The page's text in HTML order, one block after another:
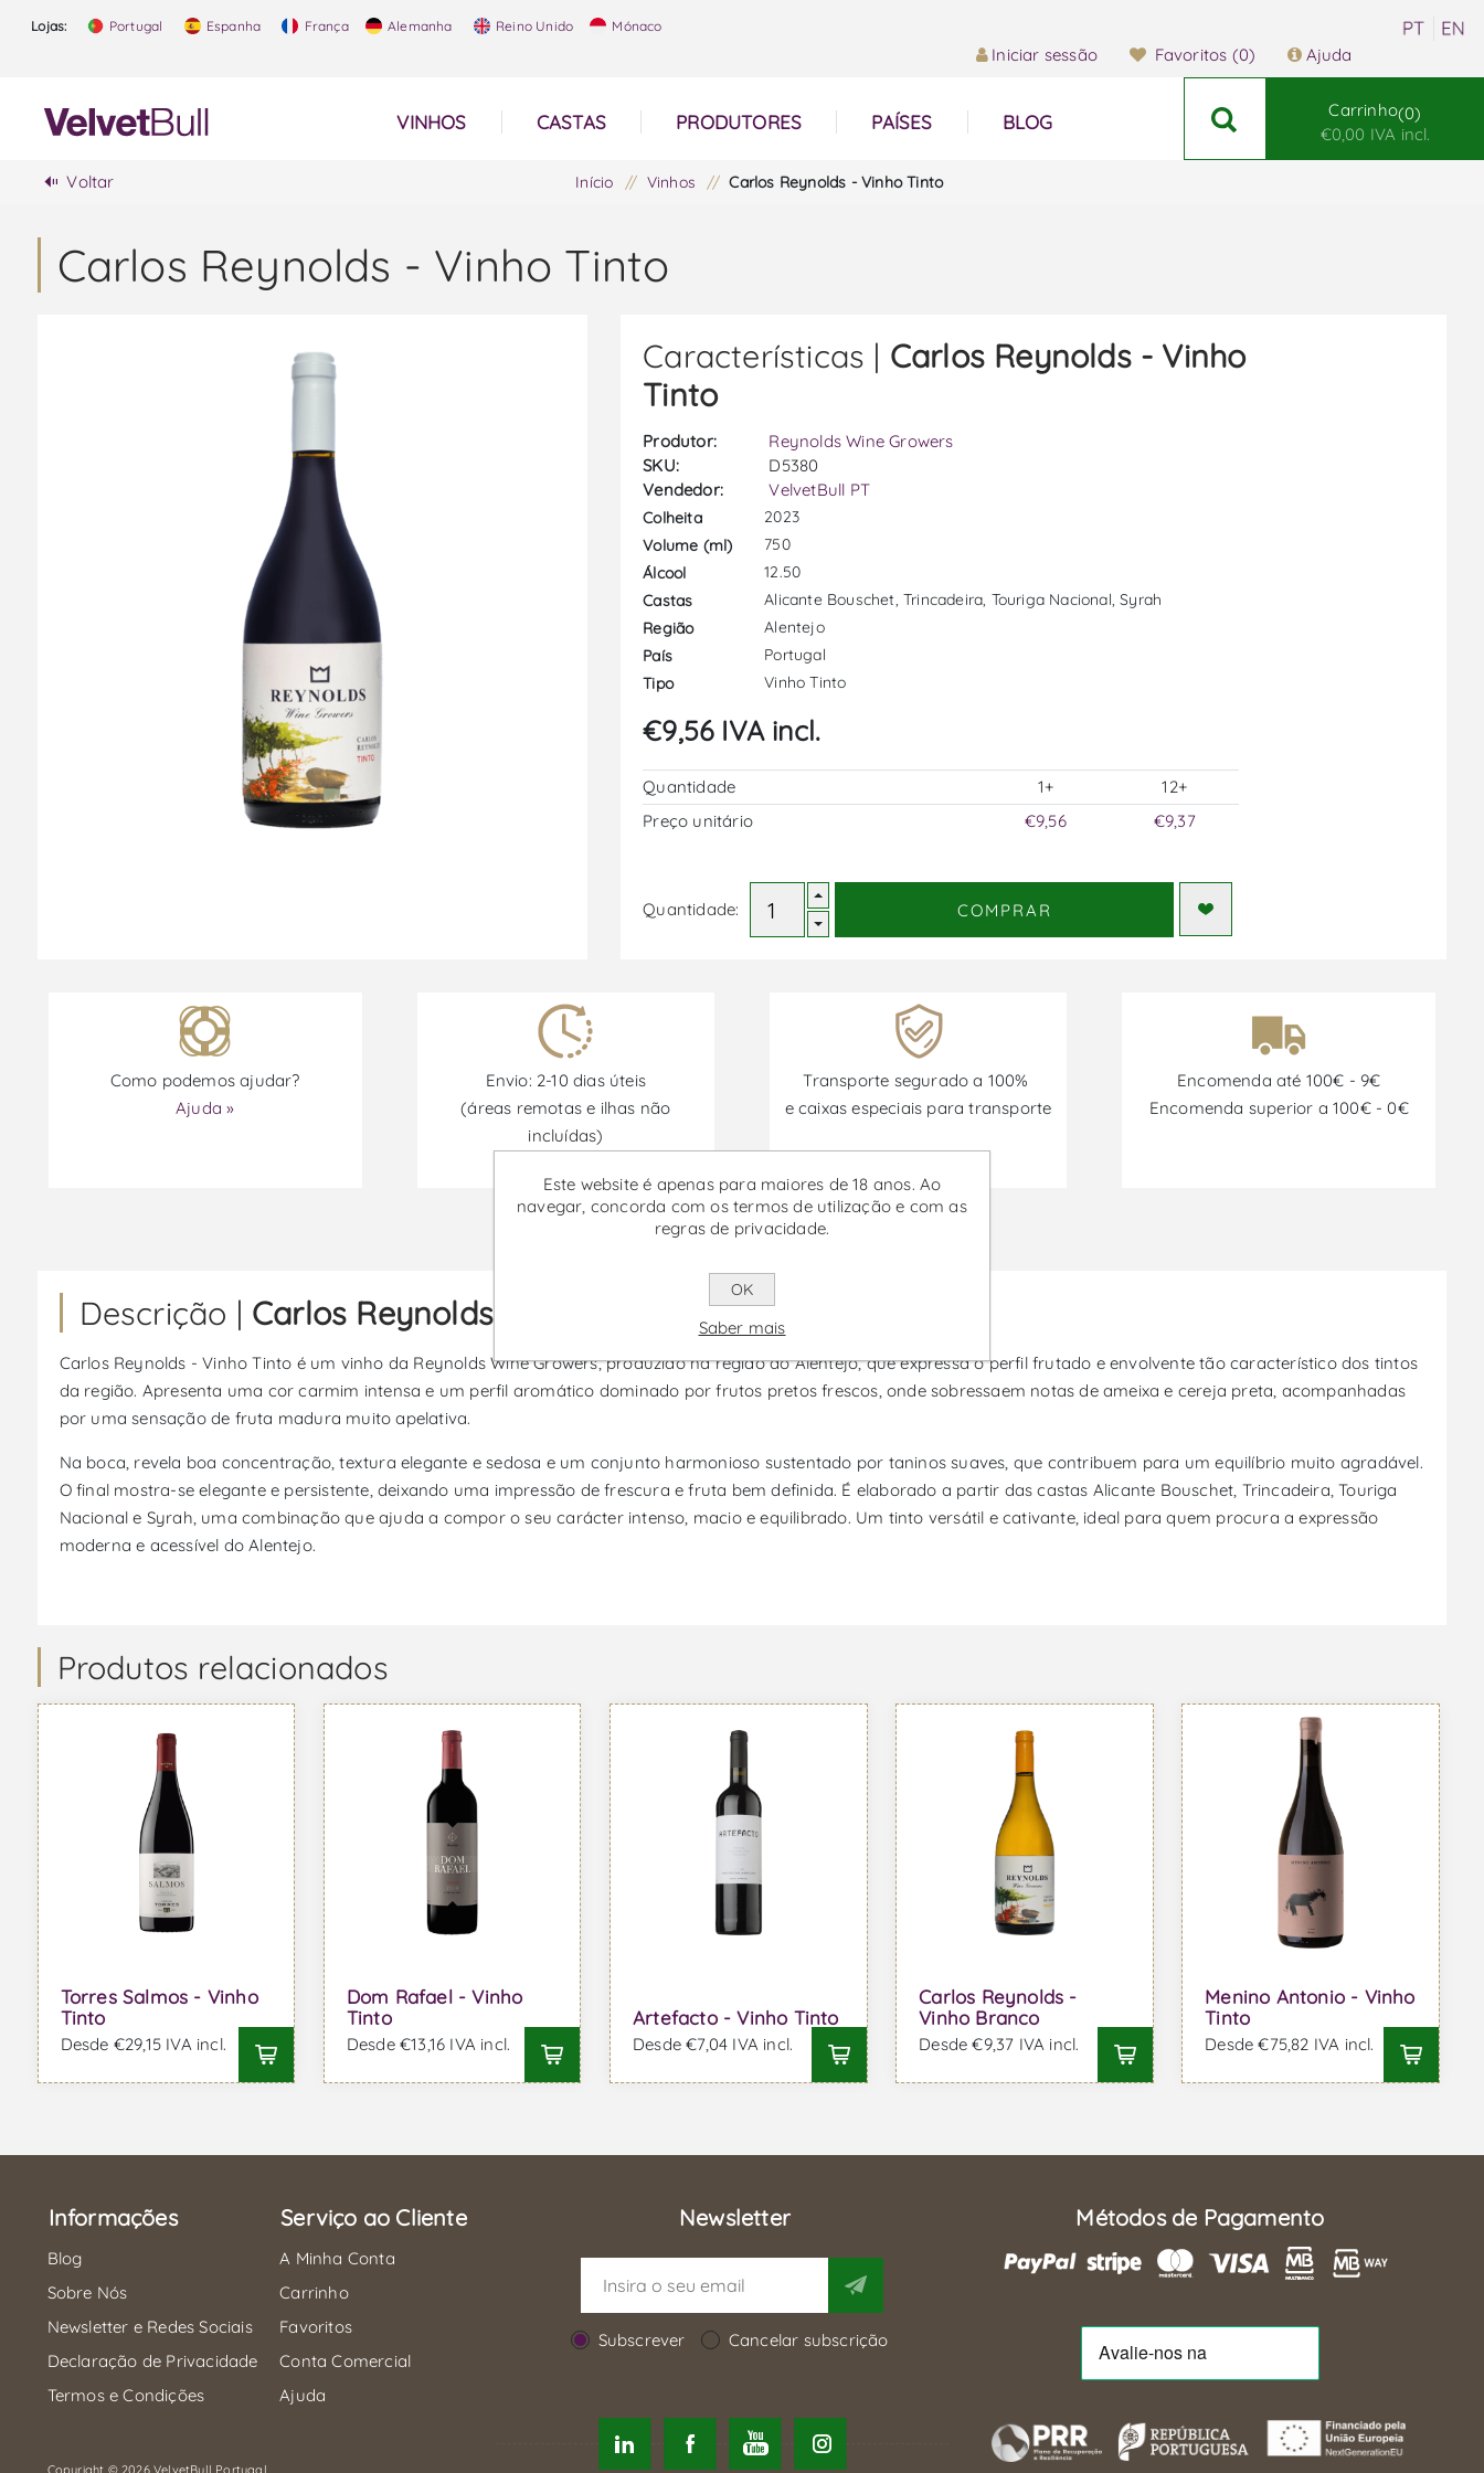
Lojas: Portugal Espanha França Alemanha Reino Unido Mónaco
Iniciar sessão Favoritos (0) Ajuda
VINHOS CASTAS PRODUTORES PAÍSES BLOG
Carrinho 0
€0,00 IVA incl.
Voltar Início / Vinhos / Carlos Reynolds - Vinho Tinto
Carlos Reynolds - Vinho Tinto
Características | Carlos Reynolds - Vinho
Tinto
Produtor:
Reynolds Wine Growers
SKU:
D5380
Vendedor:
VelvetBull PT
Colheita
2023
Volume (ml)
750
Álcool
12.50
Castas
Alicante Bouschet, Trincadeira, Touriga Nacional, Syrah
Região
Alentejo
País
Portugal
Tipo
Vinho Tinto
€9,56 IVA incl.
Quantidade 1+
12+
Preço unitário
€9,56 €9,37
Quantidade: COMPRAR
Como podemos ajudar?
Ajuda »
Envio: 2-10 dias úteis
(áreas remotas e ilhas não
incluídas)
Transporte segurado a 100%
e caixas especiais para transporte
Encomenda até 100€ - 9€
Encomenda superior a 100€ - 0€
Promoções disponíveis de 30/06/2026 a 30/09/2026
Descrição | Carlos Reynolds - Vinho Tinto
Carlos Reynolds - Vinho Tinto é um vinho da Reynolds Wine Growers, produzido na região do Alentejo, que expressa o perfil frutado e envolvente tão característico dos tintos
da região. Apresenta uma cor carmim intensa e um perfil aromático dominado por frutos pretos frescos, onde sobressaem notas de ameixa e cereja preta, acompanhadas
por uma sensação de fruta madura muito apelativa.
Na boca, revela boa concentração, textura elegante e sedosa e um conjunto harmonioso sustentado por taninos suaves, que contribuem para um equilíbrio muito agradável.
O final mostra-se elegante e persistente, deixando uma impressão de frescura e fruta bem definida. É elaborado a partir das castas Alicante Bouschet, Trincadeira, Touriga
Nacional e Syrah, uma combinação que ajuda a compor o seu carácter intenso, macio e equilibrado. Um tinto versátil e cativante, ideal para quem procura a expressão
moderna e acessível do Alentejo.
Produtos relacionados
Torres Salmos - Vinho
Tinto
Desde €29,15 IVA incl.
Dom Rafael - Vinho
Tinto
Desde €13,16 IVA incl.
Artefacto - Vinho Tinto
Desde €7,04 IVA incl.
Carlos Reynolds -
Vinho Branco
Desde €9,37 IVA incl.
Menino Antonio - Vinho
Tinto
Desde €75,82 IVA incl.
Informações
Blog
Sobre Nós
Newsletter e Redes Sociais
Declaração de Privacidade
Termos e Condições
Serviço ao Cliente
A Minha Conta
Carrinho
Favoritos
Conta Comercial
Ajuda
Newsletter
Subscrever Cancelar subscrição
Métodos de Pagamento
Este website é apenas para maiores de 18 anos. Ao
navegar, concorda com os termos de utilização e com as
regras de privacidade.
OK
Saber mais